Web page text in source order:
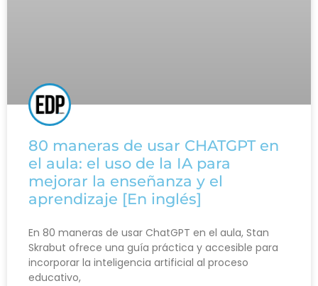
80 maneras de usar CHATGPT en
el aula: el uso de la IA para
mejorar la enseñanza y el
aprendizaje [En inglés]
En 80 maneras de usar ChatGPT en el aula, Stan
Skrabut ofrece una guía práctica y accesible para
incorporar la inteligencia artificial al proceso
educativo,